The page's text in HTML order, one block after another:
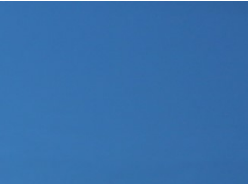
केही स्थानमा रातीदेखि नै गणना सुरु हुने
सुदृढ बनाएको छः प्रचण्ड